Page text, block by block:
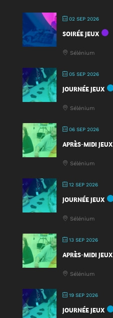
02 SEP 2026
SOIRÉE JEUX
Sélénium
05 SEP 2026
JOURNÉE JEUX
Sélénium
06 SEP 2026
APRÈS-MIDI JEUX
Sélénium
12 SEP 2026
JOURNÉE JEUX
Sélénium
13 SEP 2026
APRÈS-MIDI JEUX
Sélénium
19 SEP 2026
JOURNÉE JEUX